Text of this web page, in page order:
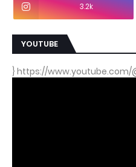
3.2k
YOUTUBE
} https://www.youtube.com/